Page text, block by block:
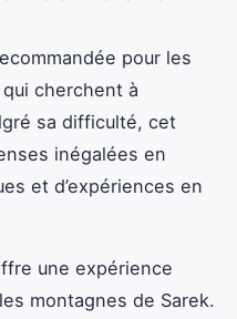
pour les
cherchent à
sa difficulté, cet
inégalées en
et d’expériences en
une expérience
montagnes de Sarek.